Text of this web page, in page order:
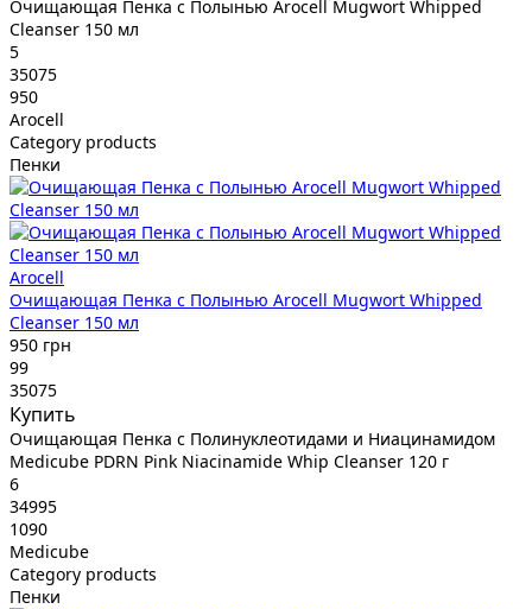
Очищающая Пенка с Полынью Arocell Mugwort Whipped
Cleanser 150 мл
5
35075
950
Arocell
Category products
Пенки
Arocell
Очищающая Пенка с Полынью Arocell Mugwort Whipped
Cleanser 150 мл
950 грн
99
35075
Купить
Очищающая Пенка с Полинуклеотидами и Ниацинамидом
Medicube PDRN Pink Niacinamide Whip Cleanser 120 г
6
34995
1090
Medicube
Category products
Пенки